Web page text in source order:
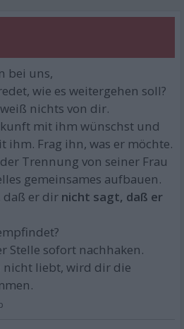
bei uns,
wie es weitergehen soll?
nichts von dir.
mit ihm wünschst und
ihm. Frag ihn, was er möchte.
Trennung von seiner Frau
gemeinsames aufbauen.
daß er dir nicht sagt, daß er
Stelle sofort nachhaken.
nicht liebt, wird dir die